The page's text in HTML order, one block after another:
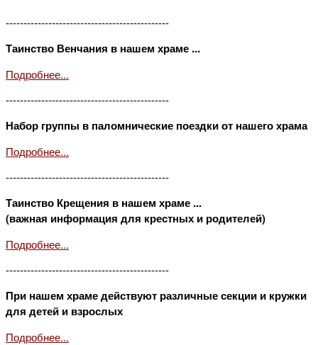
----------------------------------------------
Таинство Венчания в нашем храме ...
Подробнее...
----------------------------------------------
Набор группы в паломнические поездки от нашего храма
Подробнее...
----------------------------------------------
Таинство Крещения в нашем храме ...
(важная информация для крестных и родителей)
Подробнее...
----------------------------------------------
При нашем храме действуют различные секции и кружки
для детей и взрослых
Подробнее...